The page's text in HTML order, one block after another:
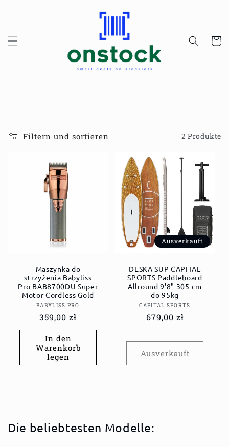
Filtern und sortieren 2 Produkte
Maszynka do
strzyżenia Babyliss
Pro BAB8700DU Super
Motor Cordless Gold
Anbieter:
BABYLISS PRO
Normaler
Preis
359,00 zł
In den
Warenkorb
legen
Ausverkauft
DESKA SUP CAPITAL
SPORTS Paddleboard
Allround 9'8" 305 cm
do 95kg
Anbieter:
CAPITAL SPORTS
Normaler
679,00 zł
Ausverkauft
Die beliebtesten Modelle: